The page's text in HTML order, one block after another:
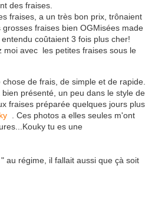
des fraises.
fraises, a un très bon prix, trônaient
fraises bien OGMisées made
coûtaient 3 fois plus cher!
moi avec les petites fraises sous le
de frais, de simple et de rapide.
présenté, un peu dans le style de
fraises préparée quelques jours plus
. Ces photos a elles seules m'ont
tu es une
au régime, il fallait aussi que çà soit